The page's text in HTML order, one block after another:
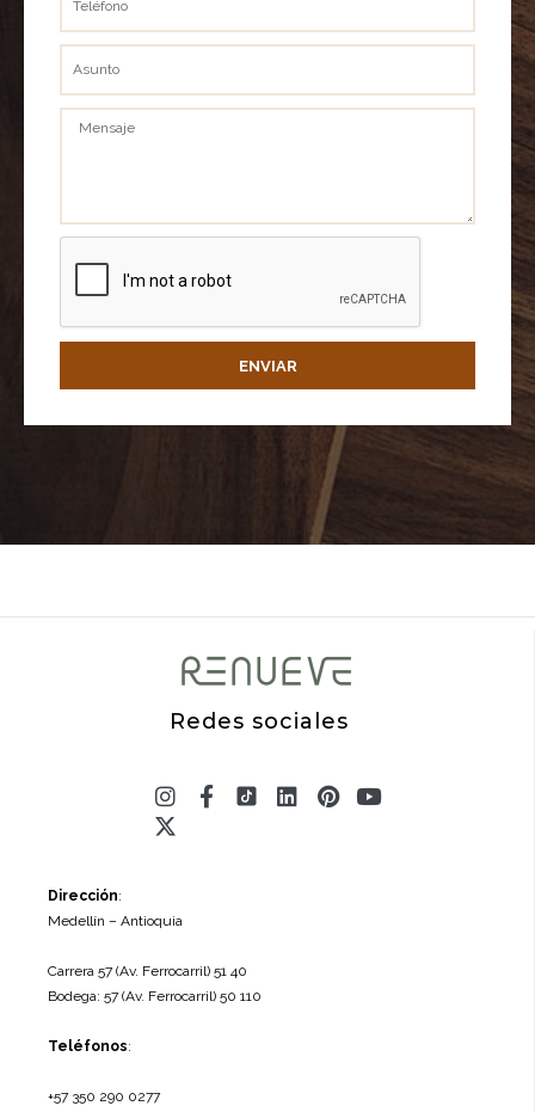
Mensaje
ENVIAR
Redes sociales
Instagram
Facebook-
f
Linkedin
Pinterest
Youtube
X-
twitter
Dirección:
Medellín – Antioquia
Carrera 57 (Av. Ferrocarril) 51 40
Bodega: 57 (Av. Ferrocarril) 50 110
Teléfonos:
+57 350 290 0277